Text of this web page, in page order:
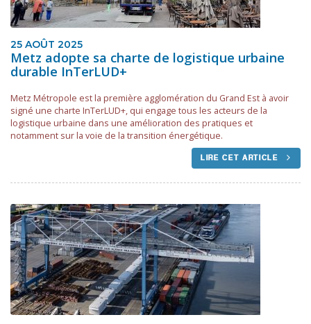
25 AOÛT 2025
Metz adopte sa charte de logistique urbaine
durable InTerLUD+
Metz Métropole est la première agglomération du Grand Est à avoir
signé une charte InTerLUD+, qui engage tous les acteurs de la
logistique urbaine dans une amélioration des pratiques et
notamment sur la voie de la transition énergétique.
LIRE CET ARTICLE